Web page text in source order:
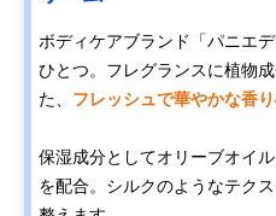
ボディケアブランド「パニエ
ひとつ。フレグランスに植物
た、 フレッシュで華やかな香り
保湿成分としてオリーブオイ
を配合。シルクのようなテク